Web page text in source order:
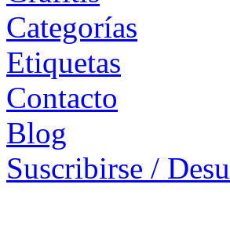
Categorías
Etiquetas
Contacto
Blog
Suscribirse /